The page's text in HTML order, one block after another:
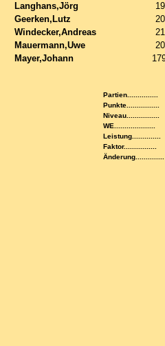
Langhans,Jörg
Geerken,Lutz
Windecker,Andreas
Mauermann,Uwe
Mayer,Johann
Partien...............
Punkte................
Niveau................
WE....................
Leistung..............
Faktor................
Änderung..............